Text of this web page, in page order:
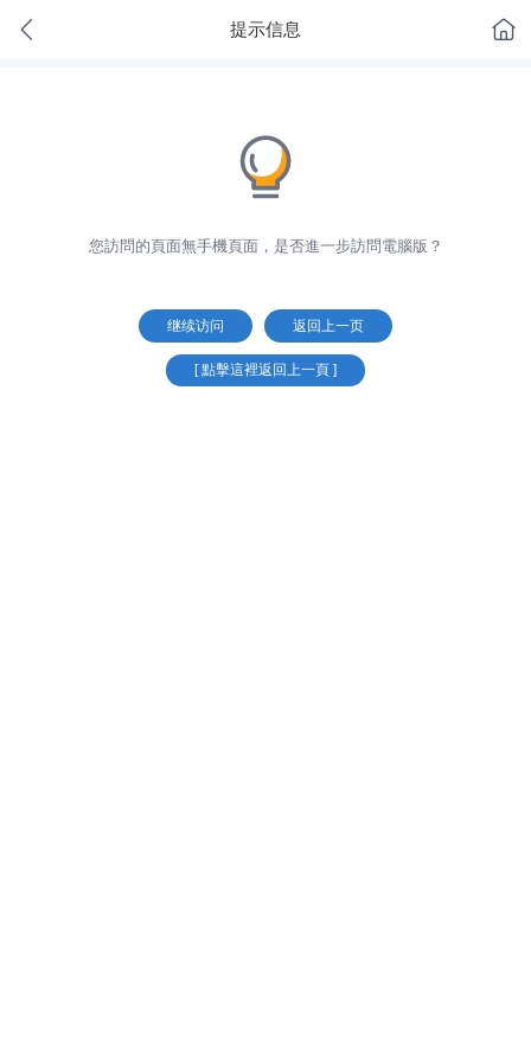
提示信息
您訪問的頁面無手機頁面，是否進一步訪問電腦版？
继续访问 返回上一页
[ 點擊這裡返回上一頁 ]